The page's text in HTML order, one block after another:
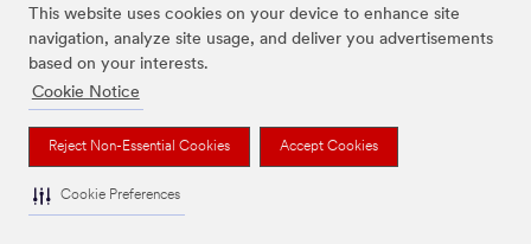
This website uses cookies on your device to enhance site
navigation, analyze site usage, and deliver you advertisements
based on your interests.
Cookie Notice
Reject Non-Essential Cookies Accept Cookies
Cookie Preferences